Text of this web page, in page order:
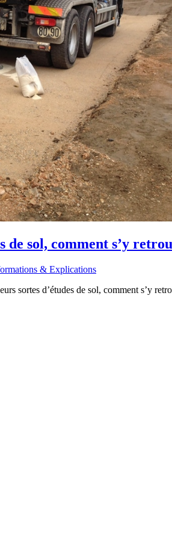
de sol, comment s’y
& Explications
d’études de sol, comment s’y